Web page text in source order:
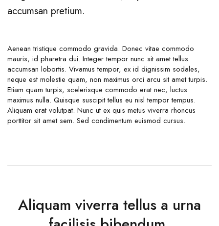
accumsan pretium.
Aenean tristique commodo gravida. Donec vitae commodo
mauris, id pharetra dui. Integer tempor nunc sit amet tellus
accumsan lobortis. Vivamus tempor, ex id dignissim sodales,
neque est molestie quam, non maximus orci arcu sit amet turpis.
Etiam quam turpis, scelerisque commodo erat nec, luctus
maximus nulla. Quisque suscipit tellus eu nisl tempor tempus.
Aliquam erat volutpat. Nunc ut ex quis metus viverra rhoncus
porttitor sit amet sem. Sed condimentum euismod cursus.
Aliquam viverra tellus a urna